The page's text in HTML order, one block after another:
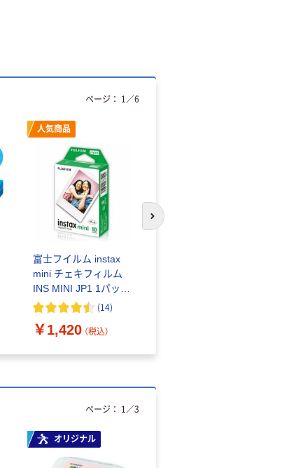
人気商品
富士フイルム instax
mini チェキフィルム
INS MINI JP1 1パック
（10枚入り）
(14)
￥1,420 （税込）
ページ： 1 ／6
次のスライドへ
オリジナル
ページ： 1 ／3